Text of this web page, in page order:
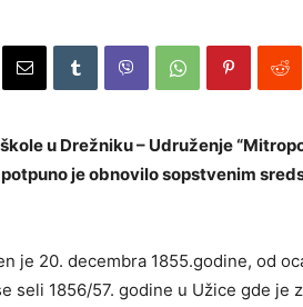
u Drežniku – Udruženje
je obnovilo sopstvenim
je 20. decembra 1855.godine, od
seli 1856/57. godine u Užice gde je